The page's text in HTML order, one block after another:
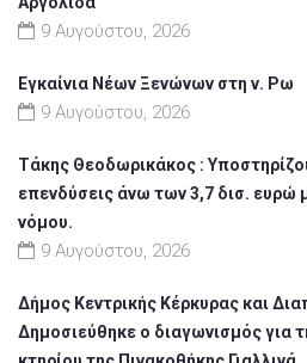
9 Αυγούστου, 2026
Εγκαίνια Νέων Ξενώνων στη ν. Ρω
9 Αυγούστου, 2026
Τάκης Θεοδωρικάκος :
επενδύσεις άνω των 3,7 δισ. ευρώ
νόμου.
9 Αυγούστου, 2026
Δήμος Κεντρικής Κέρκυρας και
Δημοσιεύθηκε ο διαγωνισμός για